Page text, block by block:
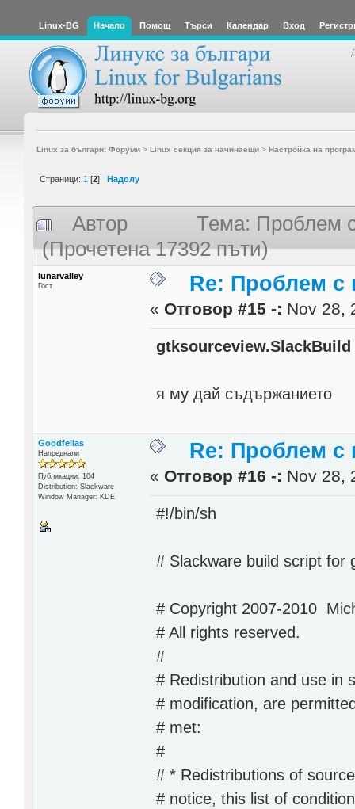
Linux-BG Начало Помощ Търси Календар Вход
Linux за българи: Форуми> Linux секция за начинаещи> Настройка на
Страници: 1 [2] Надолу
Автор
Тема: Проблем
(Прочетена 17392 пъти)
lunarvalley
Гост Re: Проблем с
« Отговор #15 -: Nov 28,
gtksourceview.SlackBuild
я му дай съдържанието
Goodfellas
Напреднали
Публикации: 104
Distribution: Slackware
Window Manager: KDE
Re: Проблем с
« Отговор #16 -: Nov 28,
#!/bin/sh
# Slackware build script for
# Copyright 2007-2010
# All rights reserved.
#
# Redistribution and use in
# modification, are
# met:
#
# * Redistributions of
# notice, this list of